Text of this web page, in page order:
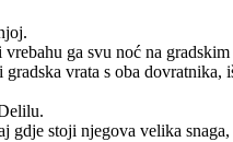
ga svu noć na
vrata s oba
stoji njegova velika